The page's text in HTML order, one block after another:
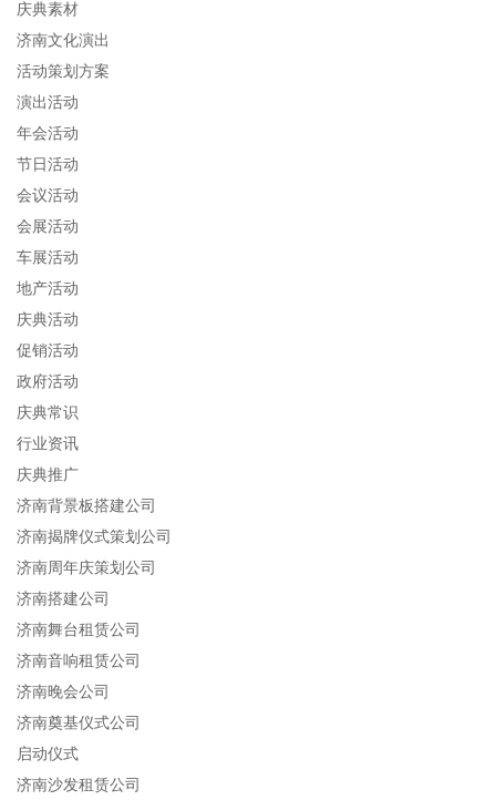
庆典素材
济南文化演出
活动策划方案
演出活动
年会活动
节日活动
会议活动
会展活动
车展活动
地产活动
庆典活动
促销活动
政府活动
庆典常识
行业资讯
庆典推广
济南背景板搭建公司
济南揭牌仪式策划公司
济南周年庆策划公司
济南搭建公司
济南舞台租赁公司
济南音响租赁公司
济南晚会公司
济南奠基仪式公司
启动仪式
济南沙发租赁公司